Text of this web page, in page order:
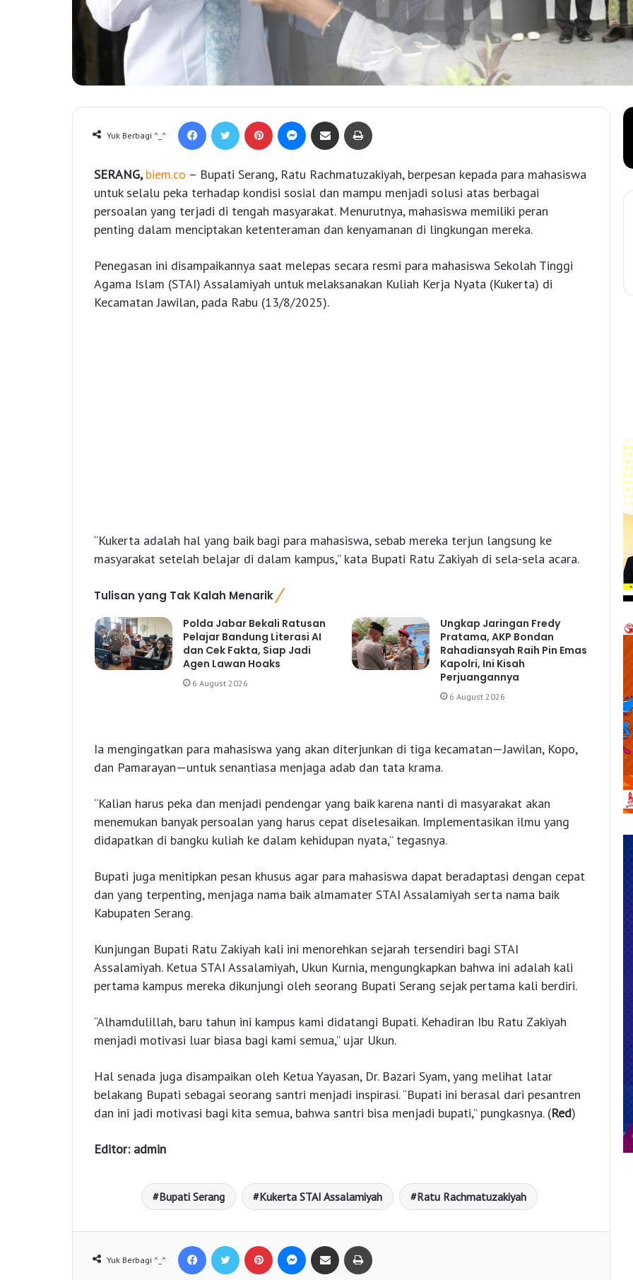
Yuk Berbagi ^_^
SERANG,biem.co – Bupati Serang, Ratu Rachmatuzakiyah, berpesan kepada para mahasiswa
untuk selalu peka terhadap kondisi sosial dan mampu menjadi solusi atas berbagai
persoalan yang terjadi di tengah masyarakat. Menurutnya, mahasiswa memiliki peran
penting dalam menciptakan ketenteraman dan kenyamanan di lingkungan mereka.
Penegasan ini disampaikannya saat melepas secara resmi para mahasiswa Sekolah Tinggi
Agama Islam (STAI) Assalamiyah untuk melaksanakan Kuliah Kerja Nyata (Kukerta) di
Kecamatan Jawilan, pada Rabu (13/8/2025).
“Kukerta adalah hal yang baik bagi para mahasiswa, sebab mereka terjun langsung ke
masyarakat setelah belajar di dalam kampus,” kata Bupati Ratu Zakiyah di sela-sela acara.
Tulisan yang Tak Kalah Menarik
Polda Jabar Bekali Ratusan
Pelajar Bandung Literasi AI
dan Cek Fakta, Siap Jadi
Agen Lawan Hoaks
6 August 2026
Ungkap Jaringan Fredy
Pratama, AKP Bondan
Rahadiansyah Raih Pin Emas
Kapolri, Ini Kisah
Perjuangannya
6 August 2026
Ia mengingatkan para mahasiswa yang akan diterjunkan di tiga kecamatan—Jawilan, Kopo,
dan Pamarayan—untuk senantiasa menjaga adab dan tata krama.
“Kalian harus peka dan menjadi pendengar yang baik karena nanti di masyarakat akan
menemukan banyak persoalan yang harus cepat diselesaikan. Implementasikan ilmu yang
didapatkan di bangku kuliah ke dalam kehidupan nyata,” tegasnya.
Bupati juga menitipkan pesan khusus agar para mahasiswa dapat beradaptasi dengan cepat
dan yang terpenting, menjaga nama baik almamater STAI Assalamiyah serta nama baik
Kabupaten Serang.
Kunjungan Bupati Ratu Zakiyah kali ini menorehkan sejarah tersendiri bagi STAI
Assalamiyah. Ketua STAI Assalamiyah, Ukun Kurnia, mengungkapkan bahwa ini adalah kali
pertama kampus mereka dikunjungi oleh seorang Bupati Serang sejak pertama kali berdiri.
“Alhamdulillah, baru tahun ini kampus kami didatangi Bupati. Kehadiran Ibu Ratu Zakiyah
menjadi motivasi luar biasa bagi kami semua,” ujar Ukun.
Hal senada juga disampaikan oleh Ketua Yayasan, Dr. Bazari Syam, yang melihat latar
belakang Bupati sebagai seorang santri menjadi inspirasi. “Bupati ini berasal dari pesantren
dan ini jadi motivasi bagi kita semua, bahwa santri bisa menjadi bupati,” pungkasnya. (Red)
Editor: admin
Bupati Serang Kukerta STAI Assalamiyah Ratu Rachmatuzakiyah
Yuk Berbagi ^_^